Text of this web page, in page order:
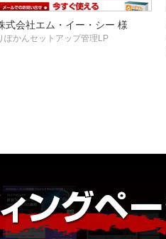
式会社エム・イー・シー 様
ぽかんセットアップ管理LP